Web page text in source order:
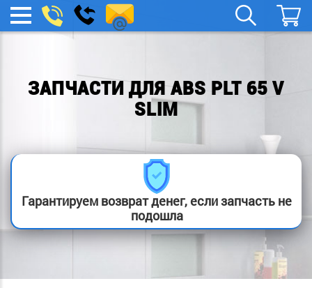
МЕНЮ
boylera@yandex.ru
Заказать
звонок
ЗАПЧАСТИ ДЛЯ ABS PLT 65 V
SLIM
Гарантируем возврат денег, если запчасть не
подошла